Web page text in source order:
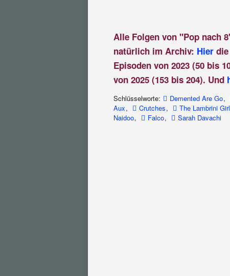
Alle Folgen von "Pop nach
natürlich im Archiv: Hier
Episoden von 2023 (50 bis
von 2025 (153 bis 204). Und
Schlüsselworte: Demented Are Go,
Aux, Crutches, The Lambrini
Naidoo, Falco, Sarah Davachi